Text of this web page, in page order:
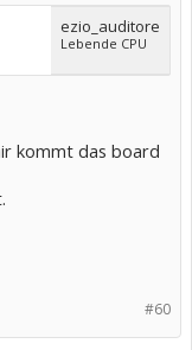
ezio_auditore
Lebende CPU
kommt das board
#60